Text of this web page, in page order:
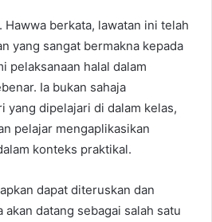
Hawwa berkata, lawatan ini telah
yang sangat bermakna kepada
pelaksanaan halal dalam
Ia bukan sahaja
yang dipelajari di dalam kelas,
pelajar mengaplikasikan
konteks praktikal.
dapat diteruskan dan
akan datang sebagai salah satu